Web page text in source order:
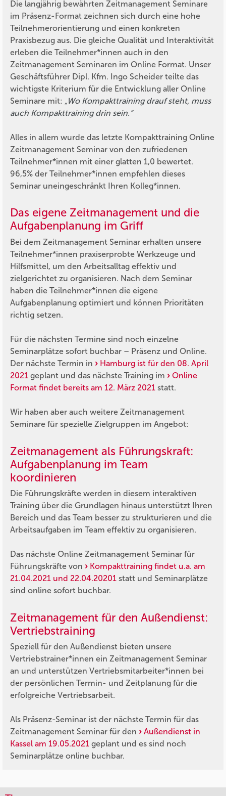
Die langjährig bewährten Zeitmanagement Seminare
im Präsenz-Format zeichnen sich durch eine hohe
Teilnehmerorientierung und einen konkreten
Praxisbezug aus. Die gleiche Qualität und Interaktivität
erleben die Teilnehmer*innen auch in den
Zeitmanagement Seminaren im Online Format. Unser
Geschäftsführer Dipl. Kfm. Ingo Scheider teilte das
wichtigste Kriterium für die Entwicklung aller Online
Seminare mit: „Wo Kompakttraining drauf steht, muss
auch Kompakttraining drin sein.“
Alles in allem wurde das letzte Kompakttraining Online
Zeitmanagement Seminar von den zufriedenen
Teilnehmer*innen mit einer glatten 1,0 bewertet.
96,5% der Teilnehmer*innen empfehlen dieses
Seminar uneingeschränkt Ihren Kolleg*innen.
Das eigene Zeitmanagement und die
Aufgabenplanung im Griff
Bei dem Zeitmanagement Seminar erhalten unsere
Teilnehmer*innen praxiserprobte Werkzeuge und
Hilfsmittel, um den Arbeitsalltag effektiv und
zielgerichtet zu organisieren. Nach dem Seminar
haben die Teilnehmer*innen die eigene
Aufgabenplanung optimiert und können Prioritäten
richtig setzen.
Für die nächsten Termine sind noch einzelne
Seminarplätze sofort buchbar – Präsenz und Online.
Der nächste Termin in
Hamburg ist für den 08. April
2021 geplant und das nächste Training im
Online
Format findet bereits am 12. März 2021 statt.
Wir haben aber auch weitere Zeitmanagement
Seminare für spezielle Zielgruppen im Angebot:
Zeitmanagement als Führungskraft:
Aufgabenplanung im Team
koordinieren
Die Führungskräfte werden in diesem interaktiven
Training über die Grundlagen hinaus unterstützt Ihren
Bereich und das Team besser zu strukturieren und die
Arbeitsaufgaben im Team effektiv zu organisieren.
Das nächste Online Zeitmanagement Seminar für
Führungskräfte von
Kompakttraining findet u.a. am
21.04.2021 und 22.04.20201 statt und Seminarplätze
sind online sofort buchbar.
Zeitmanagement für den Außendienst:
Vertriebstraining
Speziell für den Außendienst bieten unsere
Vertriebstrainer*innen ein Zeitmanagement Seminar
an und unterstützen Vertriebsmitarbeiter*innen bei
der persönlichen Termin- und Zeitplanung für die
erfolgreiche Vertriebsarbeit.
Als Präsenz-Seminar ist der nächste Termin für das
Zeitmanagement Seminar für den
Außendienst in
Kassel am 19.05.2021 geplant und es sind noch
Seminarplätze online buchbar.